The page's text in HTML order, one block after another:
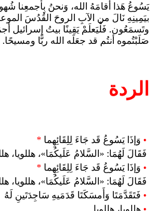
يَسُوعُ هَذا أقامَهُ الله، وَنحنُ بِأَجمعِنا
بيَمِينِهِ نَالَ من الآبِ الروحَ القُدُسَ
وتَسمَعُون. فَلْيَعلَمْ يَقِينًا بيتُ إسرائيل
صَلَبْتُموه أنتُم قد جعَلَه الله ربًّا ومسيحًا.
الردة
• وَإذَا يَسُوعُ قَد جَاءَ لِلِقَائِهِما *
فَقَالَ لَهُمَا: «السَّلامُ عَلَيكُمَا»، هللويا،
• وَإذَا يَسُوعُ قَد جَاءَ لِلِقَائِهِما *
فَقَالَ لَهُمَا: «السَّلامُ عَلَيكُمَا»، هللويا،
• فَتَقَدَّمَتَا وَأَمسَكَتَا قَدَمَيهِ سَاجِدَتَينِ لَهُ
• هللويا، هللويا